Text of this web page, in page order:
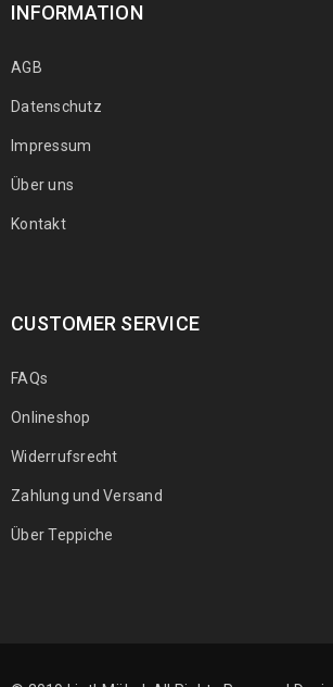
INFORMATION
AGB
Datenschutz
Impressum
Über uns
Kontakt
CUSTOMER SERVICE
FAQs
Onlineshop
Widerrufsrecht
Zahlung und Versand
Über Teppiche